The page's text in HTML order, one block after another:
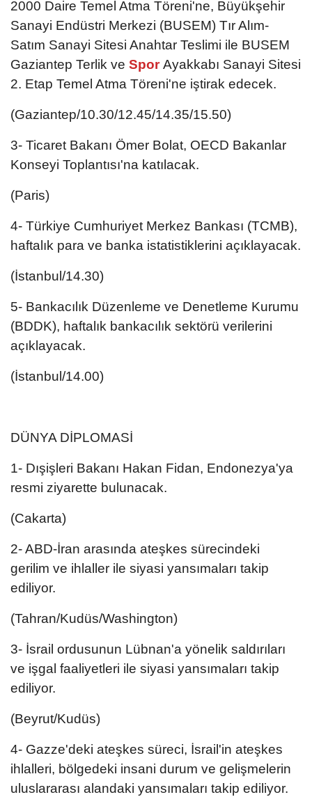
2000 Daire Temel Atma Töreni'ne, Büyükşehir
Sanayi Endüstri Merkezi (BUSEM) Tır Alım-
Satım Sanayi Sitesi Anahtar Teslimi ile BUSEM
Gaziantep Terlik ve SporAyakkabı Sanayi Sitesi
2. Etap Temel Atma Töreni'ne iştirak edecek.
(Gaziantep/10.30/12.45/14.35/15.50)
3- Ticaret Bakanı Ömer Bolat, OECD Bakanlar
Konseyi Toplantısı'na katılacak.
(Paris)
4- Türkiye Cumhuriyet Merkez Bankası (TCMB),
haftalık para ve banka istatistiklerini açıklayacak.
(İstanbul/14.30)
5- Bankacılık Düzenleme ve Denetleme Kurumu
(BDDK), haftalık bankacılık sektörü verilerini
açıklayacak.
(İstanbul/14.00)
DÜNYA DİPLOMASİ
1- Dışişleri Bakanı Hakan Fidan, Endonezya'ya
resmi ziyarette bulunacak.
(Cakarta)
2- ABD-İran arasında ateşkes sürecindeki
gerilim ve ihlaller ile siyasi yansımaları takip
ediliyor.
(Tahran/Kudüs/Washington)
3- ⁠⁠⁠İsrail ordusunun Lübnan'a yönelik saldırıları
ve işgal faaliyetleri ile siyasi yansımaları takip
ediliyor.
(Beyrut/Kudüs)
4- ⁠⁠⁠Gazze'deki ateşkes süreci, İsrail'in ateşkes
ihlalleri, bölgedeki insani durum ve gelişmelerin
uluslararası alandaki yansımaları takip ediliyor.